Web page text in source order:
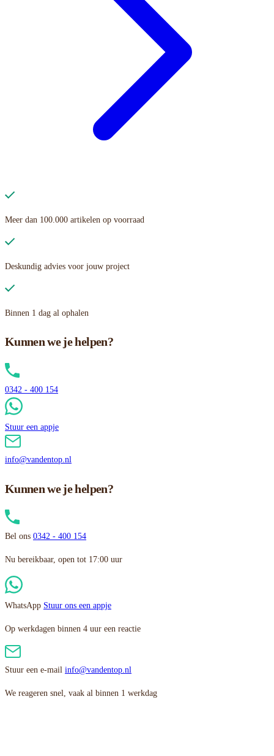
Meer dan 100.000 artikelen op voorraad
Deskundig advies voor jouw project
Binnen 1 dag al ophalen
Kunnen we je helpen?
0342 - 400 154
Stuur een appje
info@vandentop.nl
Kunnen we je helpen?
Bel ons 0342 - 400 154
Nu bereikbaar, open tot 17:00 uur
WhatsApp Stuur ons een appje
Op werkdagen binnen 4 uur een reactie
Stuur een e-mail info@vandentop.nl
We reageren snel, vaak al binnen 1 werkdag